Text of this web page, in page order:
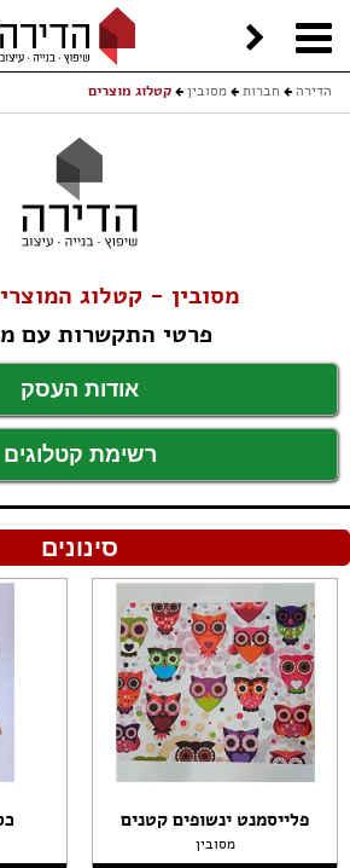
הדירה חברות מסובין קטלוג מוצרים
מסובין - קטלוג
פרטי התקשרות עם
אודות העסק
רשימת קטלוגים
סינונים
פלייסמנט ינשופים קטנים
מסובין